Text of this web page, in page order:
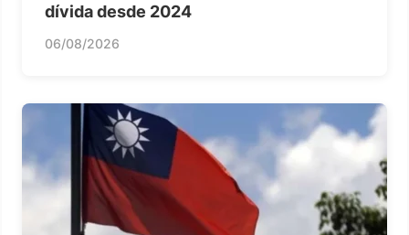
dívida desde 2024
06/08/2026